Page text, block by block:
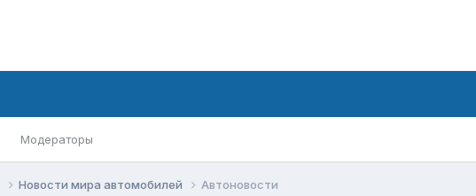
Модераторы
Новости мира автомобилей Автоновости